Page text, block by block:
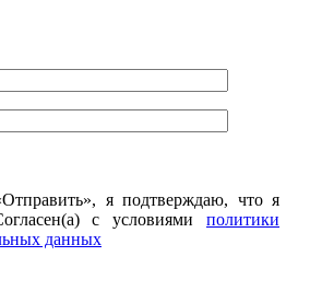
я подтверждаю, что я
с условиями политики
данных